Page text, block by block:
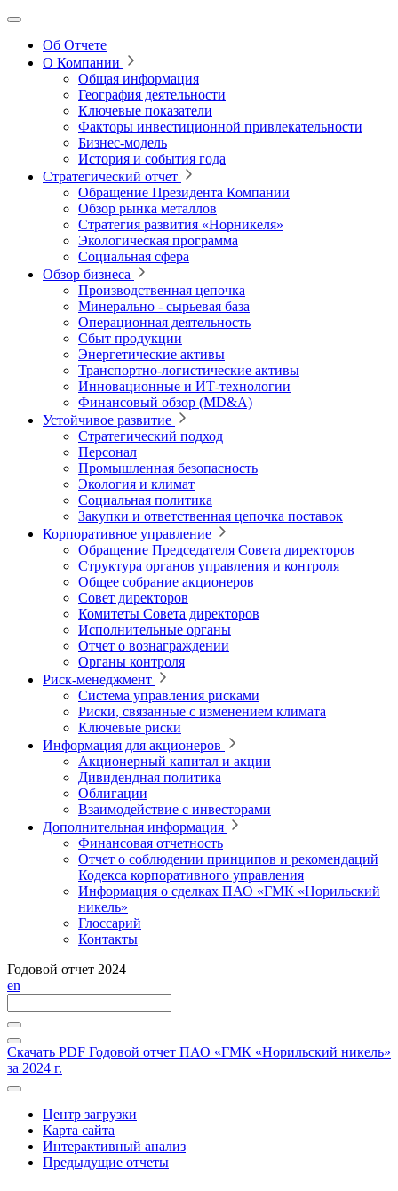
Об Отчете
О Компании
Общая информация
География деятельности
Ключевые показатели
Факторы инвестиционной привлекательности
Бизнес-модель
История и события года
Стратегический отчет
Обращение Президента Компании
Обзор рынка металлов
Стратегия развития «Норникеля»
Экологическая программа
Социальная сфера
Обзор бизнеса
Производственная цепочка
Минерально ‑ сырьевая база
Операционная деятельность
Сбыт продукции
Энергетические активы
Транспортно-логистические активы
Инновационные и ИТ‑технологии
Финансовый обзор (MD&A)
Устойчивое развитие
Стратегический подход
Персонал
Промышленная безопасность
Экология и климат
Социальная политика
Закупки и ответственная цепочка поставок
Корпоративное управление
Обращение Председателя Совета директоров
Структура органов управления и контроля
Общее собрание акционеров
Совет директоров
Комитеты Совета директоров
Исполнительные органы
Отчет о вознаграждении
Органы контроля
Риск-менеджмент
Система управления рисками
Риски, связанные с изменением климата
Ключевые риски
Информация для акционеров
Акционерный капитал и акции
Дивидендная политика
Облигации
Взаимодействие с инвесторами
Дополнительная информация
Финансовая отчетность
Отчет о соблюдении принципов и рекомендаций
Кодекса корпоративного управления
Информация о сделках ПАО «ГМК «Норильский
никель»
Глоссарий
Контакты
Годовой отчет 2024
en
Скачать PDF Годовой отчет ПАО «ГМК «Норильский никель»
за 2024 г.
Центр загрузки
Карта сайта
Интерактивный анализ
Предыдущие отчеты